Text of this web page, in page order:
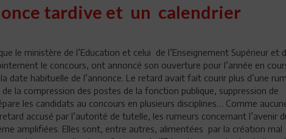
tardive et un calendrier
le ministère de l’Education et celui de l’Enseignement Supérieur et
le concours, ont annoncé son ouverture pour l’année en
date habituelle de l’annonce. Le retard avait fait courir plus d’une
la compression des postes de la fonction publique, suppression de
les candidats au concours en plusieurs disciplines… Comme
accusé par l’autorité de tutelle, les rumeurs concernant l’avenir
amplifiées. Elles sont, entre autres, alimentées par la création mal